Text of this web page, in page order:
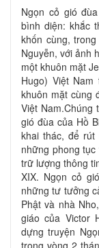
Ngọn cỏ gió
bình diện: khắc
khốn cùng,
Nguyễn, với ảnh
một khuôn mặt
Hugo) Việt
khuôn mặt cùng
Việt Nam.Chúng
gió đùa của Hồ
khai thác, để
những phong
trữ lượng thông
XIX. Ngọn cỏ
những tư tưởng
Phật và nhà
giáo của Victor
dựng truyện
trong vòng 2